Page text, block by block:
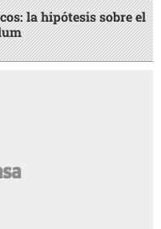
la hipótesis sobre el